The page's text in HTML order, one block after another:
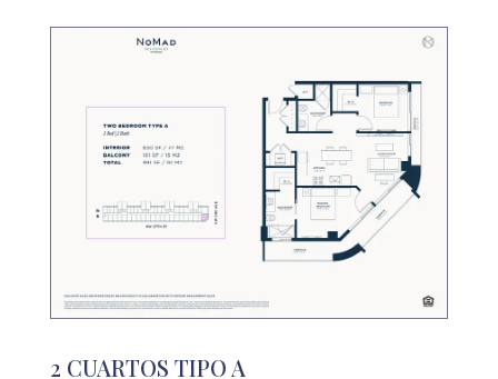
2 CUARTOS TIPO A